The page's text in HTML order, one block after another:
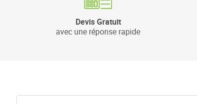
Devis Gratuit
avec une réponse rapide